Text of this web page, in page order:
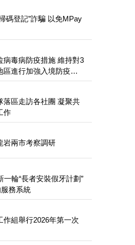
碼登記”詐騙 以免MPay
病毒病防疫措施 維持對3
進行加強入境防疫措
落區走訪各社團 凝聚共
作
岩兩市考察調研
輪“長者安裝假牙計劃”
服務系統
組舉行2026年第一次